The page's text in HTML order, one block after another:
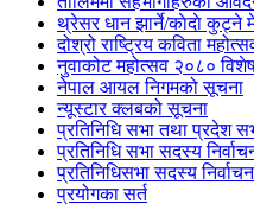
थ्रेसर धान झार्ने/काेदाे कुट्ने
दोश्रो राष्ट्रिय कविता
नुवाकोट महोत्सव २०८०
नेपाल आयल निगमको सूचना
न्यूस्टार क्लबको सूचना
प्रतिनिधि सभा तथा प्रदेश
प्रतिनिधि सभा सदस्य
प्रतिनिधिसभा सदस्य
प्रयोगका सर्त